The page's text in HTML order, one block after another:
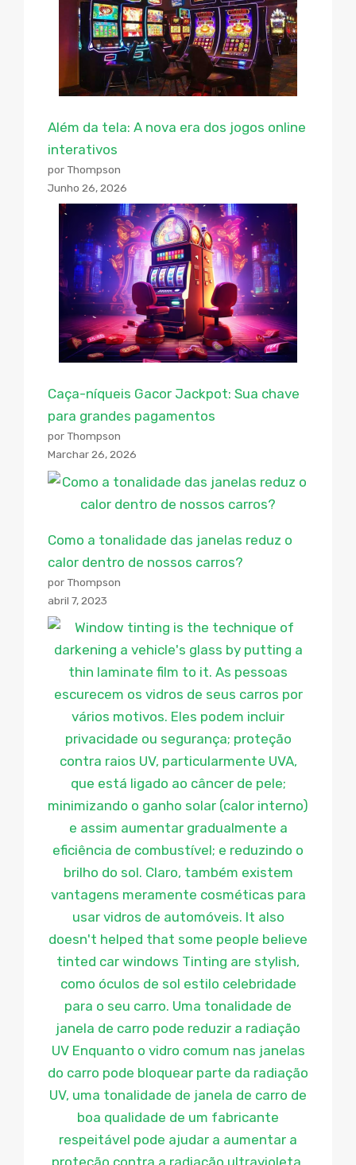
Além da tela: A nova era dos jogos online
interativos
por Thompson
Junho 26, 2026
Caça-níqueis Gacor Jackpot: Sua chave
para grandes pagamentos
por Thompson
Marchar 26, 2026
Como a tonalidade das janelas reduz o
calor dentro de nossos carros?
por Thompson
abril 7, 2023